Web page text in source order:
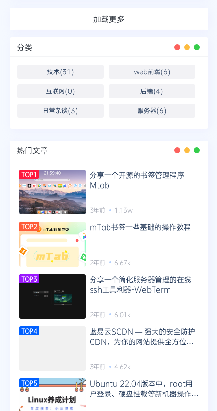
加载更多
分类
技术(31) web前端(6)
后端(4)
互联网(0)
服务器(6)
日常杂谈(3)
热门文章
TOP1
分享一个开源的书签管理程序
Mtab
3年前 1.13w
TOP2 mTab书签一些基础的操作教程
2年前 6.67k
TOP3
分享一个简化服务器管理的在线
ssh工具利器-WebTerm
2年前 6.01k
TOP4
蓝易云SCDN — 强大的安全防护
CDN，为你的网站提供全方位防
3年前 4.62k
TOP5
Ubuntu 22.04版本中，root用
户登录、硬盘挂载等新机器操作指